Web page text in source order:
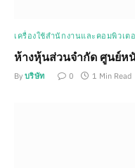
เครื่องใช้สำนักงานและคอมพิวเต
ห้างหุ้นส่วนจำกัด ศูนย์ห
By บริษัท 0 1 Min Read